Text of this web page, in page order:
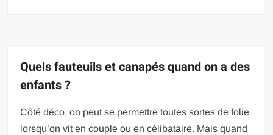
Quels fauteuils et canapés quand on a des
enfants ?
Côté déco, on peut se permettre toutes sortes de folie
lorsqu’on vit en couple ou en célibataire. Mais quand